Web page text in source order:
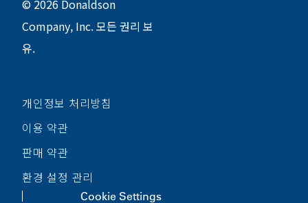
© 2026 Donaldson
Company, Inc. 모든 권리 보
유.
개인정보 처리방침
이용 약관
판매 약관
환경 설정 관리
Cookie Settings